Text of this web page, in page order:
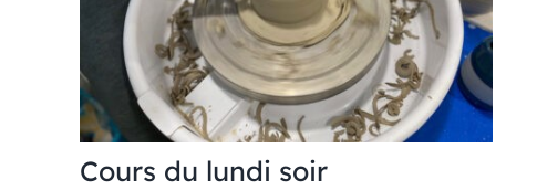
Cours du lundi soir